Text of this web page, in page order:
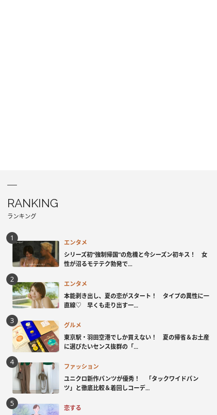
RANKING
ランキング
エンタメ
シリーズ初“強制帰国”の危機と今シーズン初キス！ 女
性が沼るモテテク勃発で...
エンタメ
本能剥き出し、夏の恋がスタート！ タイプの異性に一
直線♡ 早くも走り出す一...
グルメ
東京駅・羽田空港でしか買えない！ 夏の帰省＆お土産
に選びたいセンス抜群の「...
ファッション
ユニクロ新作パンツが優秀！ 「タックワイドパン
ツ」と徹底比較＆着回しコーデ...
恋する